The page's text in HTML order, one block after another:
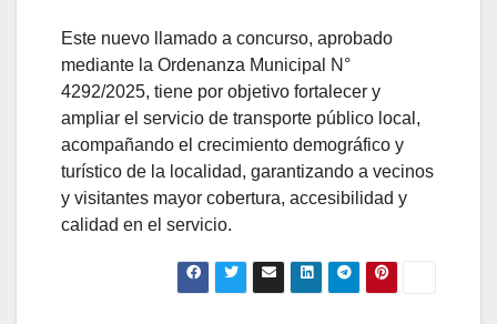
Este nuevo llamado a concurso, aprobado
mediante la Ordenanza Municipal N°
4292/2025, tiene por objetivo fortalecer y
ampliar el servicio de transporte público local,
acompañando el crecimiento demográfico y
turístico de la localidad, garantizando a vecinos
y visitantes mayor cobertura, accesibilidad y
calidad en el servicio.